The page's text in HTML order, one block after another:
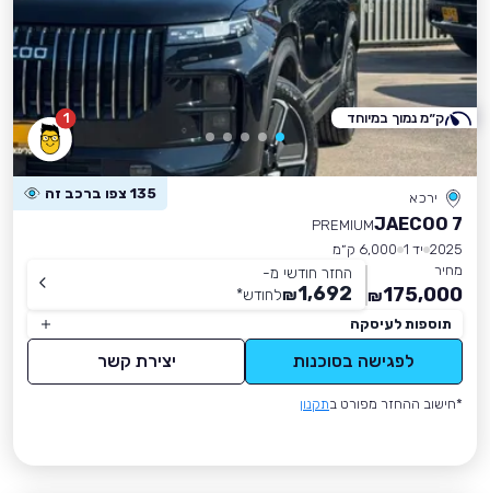
1
ירכא 135 צפו ברכב זה
JAECOO 7
PREMIUM
2025 יד 1
6,000 ק״מ
מחיר
175,000
₪
החזר חודשי מ-
1,692
₪לחודש*
תוספות לעיסקה
לפגישה בסוכנות יצירת קשר
*חישוב ההחזר מפורט בתקנון
ק״מ נמוך במיוחד